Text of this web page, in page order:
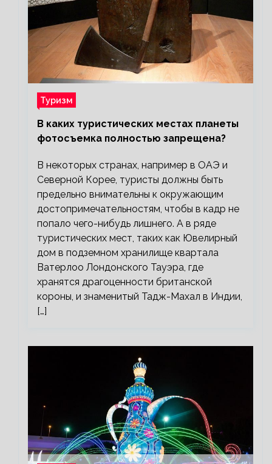
Туризм
В каких туристических местах планеты
фотосъемка полностью запрещена?
В некоторых странах, например в ОАЭ и
Северной Корее, туристы должны быть
предельно внимательны к окружающим
достопримечательностям, чтобы в кадр не
попало чего-нибудь лишнего. А в ряде
туристических мест, таких как Ювелирный
дом в подземном хранилище квартала
Ватерлоо Лондонского Тауэра, где
хранятся драгоценности британской
короны, и знаменитый Тадж-Махал в Индии,
[…]